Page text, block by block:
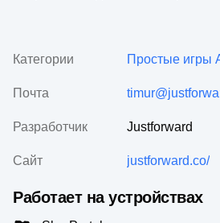
Категории Простые игры
Почта
Разработчик Justforward
Сайт justforward.co/
Работает на устройствах